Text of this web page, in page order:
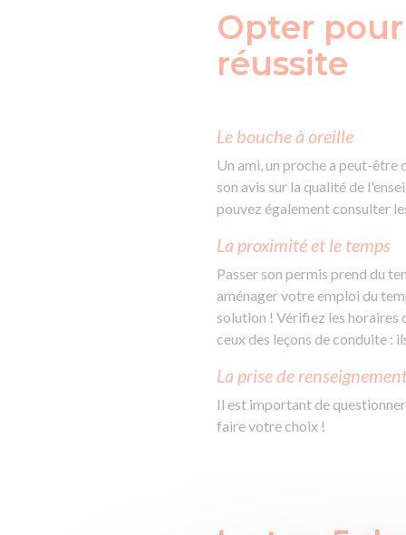
Opter
réussite
Le bouche à oreille
Un ami, un proche a peut-être
son avis sur la qualité de
pouvez également consulter
La proximité et le temps
Passer son permis prend du
aménager votre emploi du
solution ! Vérifiez les horaires
ceux des leçons de conduite :
La prise de
Il est important de
faire votre choix !